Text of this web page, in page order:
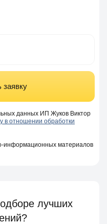
заявку
данных ИП Жуков Виктор
в отношении обработки
информационных материалов
лучших